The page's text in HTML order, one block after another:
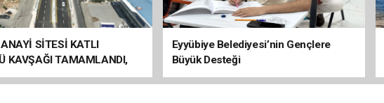
SİTESİ KATLI
KAVŞAĞI TAMAMLANDI,
BAŞLADI
Eyyübiye Belediyesi’nin Gençlere
Büyük Desteği